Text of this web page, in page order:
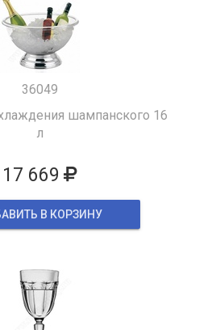
36049
шампанского 16
л
17 669
В КОРЗИНУ